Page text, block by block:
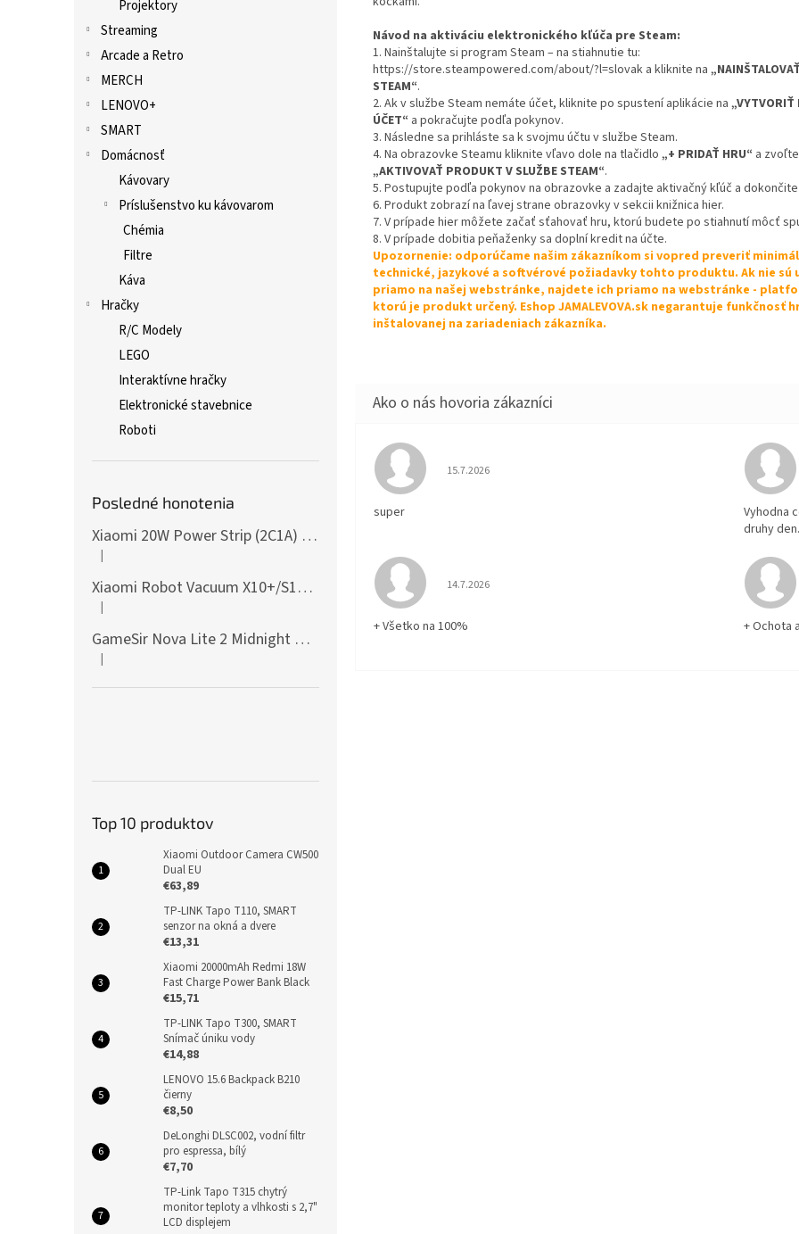
Projektory
Streaming
Arcade a Retro
MERCH
LENOVO+
SMART
Domácnosť
Kávovary
Príslušenstvo ku kávovarom
Chémia
Filtre
Káva
Hračky
R/C Modely
LEGO
Interaktívne hračky
Elektronické stavebnice
Roboti
Posledné honotenia
Xiaomi 20W Power Strip (2C1A) EU
Hodnotenie produktu je 5 z 5 hviezdičiek.
|
Xiaomi Robot Vacuum X10+/S10+/X10/X20+ Side Brush
Hodnotenie produktu je 5 z 5 hviezdičiek.
|
GameSir Nova Lite 2 Midnight Gray
Hodnotenie produktu je 5 z 5 hviezdičiek.
|
Top 10 produktov
Xiaomi Outdoor Camera CW500
Dual EU
€63,89
TP-LINK Tapo T110, SMART
senzor na okná a dvere
€13,31
Xiaomi 20000mAh Redmi 18W
Fast Charge Power Bank Black
€15,71
TP-LINK Tapo T300, SMART
Snímač úniku vody
€14,88
LENOVO 15.6 Backpack B210
čierny
€8,50
DeLonghi DLSC002, vodní filtr
pro espressa, bílý
€7,70
TP-Link Tapo T315 chytrý
monitor teploty a vlhkosti s 2,7"
LCD displejem
Návod na aktiváciu elektronického kľúča pre Steam:
1. Nainštalujte si program Steam – na stiahnutie tu:
https://store.steampowered.com/about/?l=slovak a kliknite na
STEAM“.
2. Ak v službe Steam nemáte účet, kliknite po spustení aplikácie na „VYTVORIŤ
ÚČET“ a pokračujte podľa pokynov.
3. Následne sa prihláste sa k svojmu účtu v službe Steam.
4. Na obrazovke Steamu kliknite vľavo dole na tlačidlo „+ PRIDAŤ HRU“ a
„AKTIVOVAŤ PRODUKT V SLUŽBE STEAM“.
5. Postupujte podľa pokynov na obrazovke a zadajte aktivačný kľúč a
6. Produkt zobrazí na ľavej strane obrazovky v sekcii knižnica hier.
7. V prípade hier môžete začať sťahovať hru, ktorú budete po stiahnutí môcť
8. V prípade dobitia peňaženky sa doplní kredit na účte.
Upozornenie: odporúčame našim zákazníkom si vopred preveriť
technické, jazykové a softvérové požiadavky tohto produktu. Ak nie sú
priamo na našej webstránke, najdete ich priamo na webstránke -
ktorú je produkt určený. Eshop JAMALEVOVA.sk negarantuje funkčnosť
inštalovanej na zariadeniach zákazníka.
Hodnotenie obchodu je 5 z 5 hviezdičiek.
15.7.2026
super
Vyhodna
druhy den.
Hodnotenie obchodu je 5 z 5 hviezdičiek.
14.7.2026
+ Všetko na 100% + Ochota